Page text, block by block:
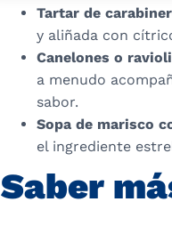
Tartar de
y aliñada con
Canelones o
a menudo
sabor.
Sopa de marisco
el ingrediente
Saber